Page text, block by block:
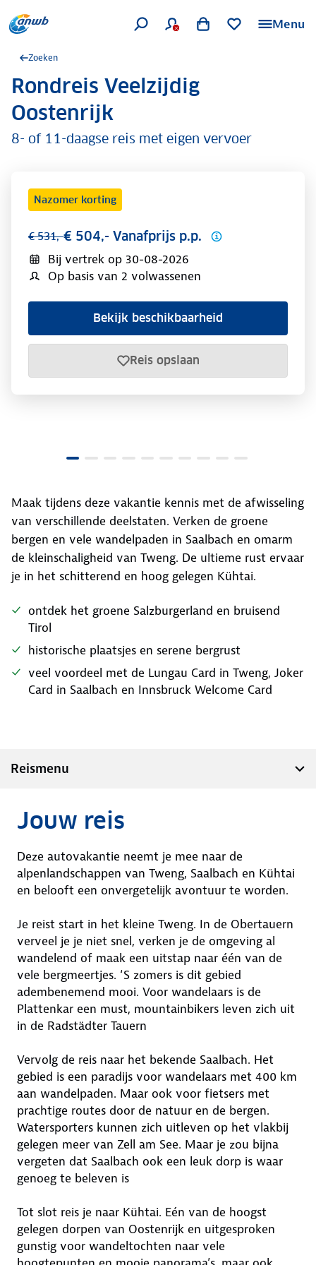
Menu
Zoeken
.Rondreis Veelzijdig
Oostenrijk
8- of 11-daagse reis met eigen vervoer
Nazomer korting
€ 531,-€ 504,- Vanafprijs p.p.
Bij vertrek op 30-08-2026
Op basis van 2 volwassenen
Bekijk beschikbaarheid
Reis opslaan
Maak tijdens deze vakantie kennis met de afwisseling
van verschillende deelstaten. Verken de groene
bergen en vele wandelpaden in Saalbach en omarm
de kleinschaligheid van Tweng. De ultieme rust ervaar
je in het schitterend en hoog gelegen Kühtai.
ontdek het groene Salzburgerland en bruisend
Tirol
historische plaatsjes en serene bergrust
veel voordeel met de Lungau Card in Tweng, Joker
Card in Saalbach en Innsbruck Welcome Card
Reismenu
Jouw reis
Deze autovakantie neemt je mee naar de
alpenlandschappen van Tweng, Saalbach en Kühtai
en belooft een onvergetelijk avontuur te worden.
Je reist start in het kleine Tweng. In de Obertauern
verveel je je niet snel, verken je de omgeving al
wandelend of maak een uitstap naar één van de
vele bergmeertjes. ‘S zomers is dit gebied
adembenemend mooi. Voor wandelaars is de
Plattenkar een must, mountainbikers leven zich uit
in de Radstädter Tauern
Vervolg de reis naar het bekende Saalbach. Het
gebied is een paradijs voor wandelaars met 400 km
aan wandelpaden. Maar ook voor fietsers met
prachtige routes door de natuur en de bergen.
Watersporters kunnen zich uitleven op het vlakbij
gelegen meer van Zell am See. Maar je zou bijna
vergeten dat Saalbach ook een leuk dorp is waar
genoeg te beleven is
Tot slot reis je naar Kühtai. Eén van de hoogst
gelegen dorpen van Oostenrijk en uitgesproken
gunstig voor wandeltochten naar vele